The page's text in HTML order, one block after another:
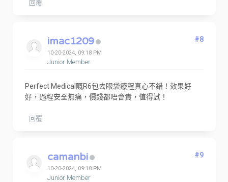
回覆
imac1209
10-20-2024, 09:18 PM
Junior Member
#8
Perfect Medical嘅R6包去眼袋療程真心不錯！效果好
好，過程安全無痛，價錢都唔會貴，值得試！
回覆
camanbi
10-20-2024, 09:18 PM
Junior Member
#9